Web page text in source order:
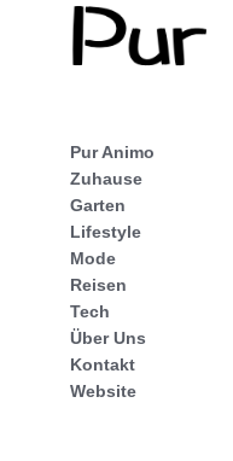
Pur Animo
Zuhause
Garten
Lifestyle
Mode
Reisen
Tech
Über Uns
Kontakt
Website